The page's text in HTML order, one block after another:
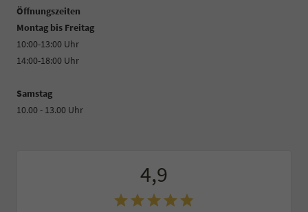
Öffnungszeiten
Montag bis Freitag
10:00-13:00 Uhr
14:00-18:00 Uhr
Samstag
10.00 - 13.00 Uhr
4,9